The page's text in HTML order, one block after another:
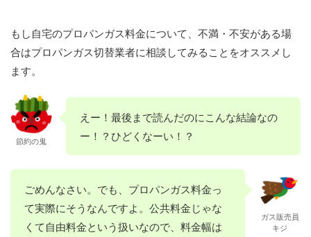
もし自宅のプロパンガス料金について、不満・不安がある場
合はプロパンガス切替業者に相談してみることをオススメし
ます。
節約の鬼
えー！最後まで読んだのにこんな結論なの
ー！？ひどくなーい！？
ごめんなさい。でも、プロパンガス料金っ
て実際にそうなんですよ。公共料金じゃな
くて自由料金という扱いなので、料金幅は
ガス販売員
キジ